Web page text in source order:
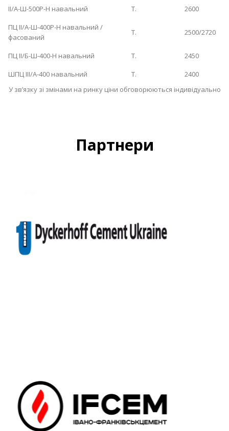
ІІ/А-Ш-500Р-Н навальний Т.
2600
ПЦ ІІ/А-Ш-400Р-Н навальний /
фасований
Т. 2500/2720
ПЦ ІІ/Б-Ш-400-Н навальний Т.
2450
ШПЦ ІІІ/А-400 навальний
Т.
2400
У зв’язку зі змінами на ринку ціни обговорюються індивідуально
Партнери